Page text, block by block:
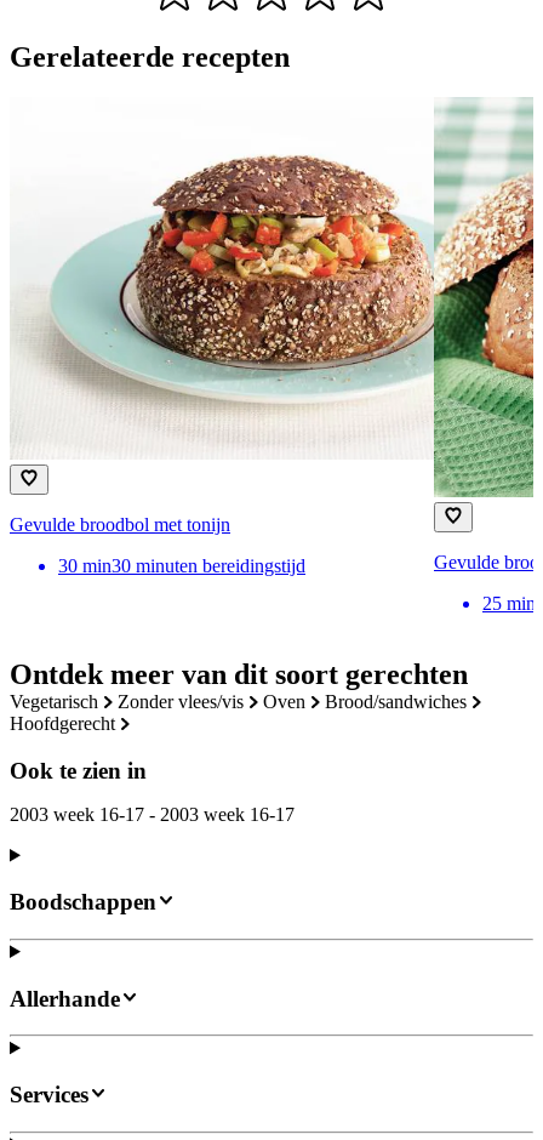
Ontdek meer van dit soort gerechten
vegetarisch zonder vlees/vis oven
brood/sandwiches
hoofdgerecht
Ook te zien in
2003 week 16-17 - 2003 week 16-17
Gerelateerde recepten
Gevulde broodbol met tonijn
30 min30 minuten bereidingstijd
Gevulde
25 min
Boodschappen
Allerhande
Services